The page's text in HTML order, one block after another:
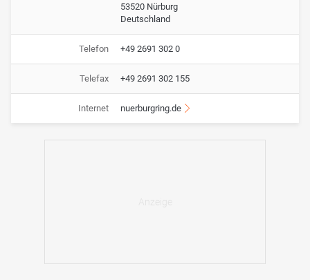
53520 Nürburg
Deutschland
Telefon +49 2691 302 0
Telefax +49 2691 302 155
Internet nuerburgring.de